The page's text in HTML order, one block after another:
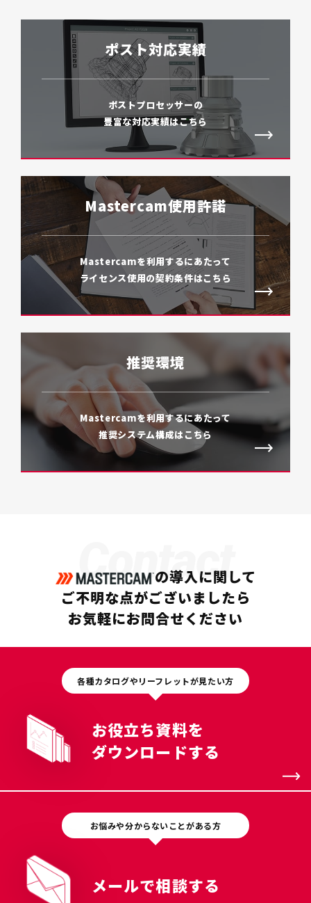
ポスト対応実績
ポストプロセッサーの
豊富な対応実績はこちら
Mastercam使用許諾
Mastercamを利用するにあたって
ライセンス使用の契約条件はこちら
推奨環境
Mastercamを利用するにあたって
推奨システム構成はこちら
Contact
の導入に関して
ご不明な点がございましたら
お気軽にお問合せください
各種カタログやリーフレットが見たい方
お役立ち資料を
ダウンロードする
お悩みや分からないことがある方
メールで相談する